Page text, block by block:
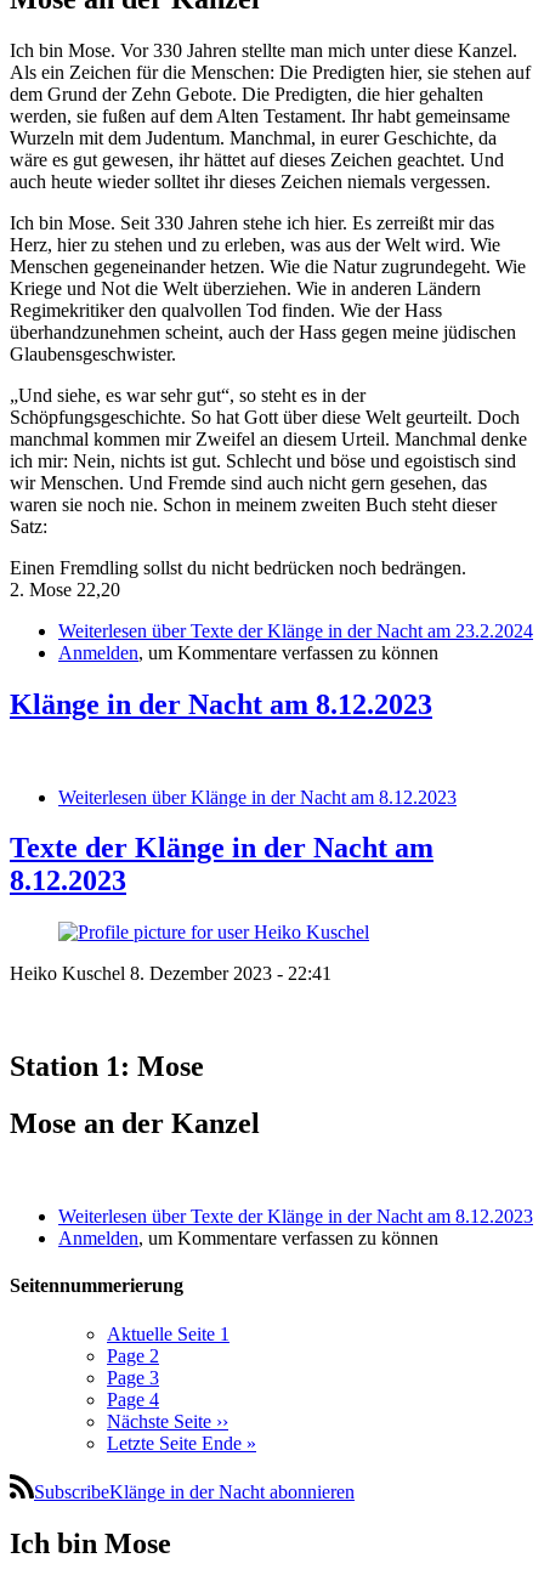
Ich bin Mose. Vor 330 Jahren stellte man mich unter diese Kanzel.
Als ein Zeichen für die Menschen: Die Predigten hier, sie stehen auf
dem Grund der Zehn Gebote. Die Predigten, die hier gehalten
werden, sie fußen auf dem Alten Testament. Ihr habt gemeinsame
Wurzeln mit dem Judentum. Manchmal, in eurer Geschichte, da
wäre es gut gewesen, ihr hättet auf dieses Zeichen geachtet. Und
auch heute wieder solltet ihr dieses Zeichen niemals vergessen.
Ich bin Mose. Seit 330 Jahren stehe ich hier. Es zerreißt mir das
Herz, hier zu stehen und zu erleben, was aus der Welt wird. Wie
Menschen gegeneinander hetzen. Wie die Natur zugrundegeht. Wie
Kriege und Not die Welt überziehen. Wie in anderen Ländern
Regimekritiker den qualvollen Tod finden. Wie der Hass
überhandzunehmen scheint, auch der Hass gegen meine jüdischen
Glaubensgeschwister.
„Und siehe, es war sehr gut“, so steht es in der
Schöpfungsgeschichte. So hat Gott über diese Welt geurteilt. Doch
manchmal kommen mir Zweifel an diesem Urteil. Manchmal denke
ich mir: Nein, nichts ist gut. Schlecht und böse und egoistisch sind
wir Menschen. Und Fremde sind auch nicht gern gesehen, das
waren sie noch nie. Schon in meinem zweiten Buch steht dieser
Satz:
Einen Fremdling sollst du nicht bedrücken noch bedrängen.
2. Mose 22,20
Weiterlesen über Texte der Klänge in der Nacht am 23.2.2024
Anmelden, um Kommentare verfassen zu können
Klänge in der Nacht am 8.12.2023
Weiterlesen über Klänge in der Nacht am 8.12.2023
Texte der Klänge in der Nacht am
8.12.2023
Heiko Kuschel 8. Dezember 2023 - 22:41
Station 1: Mose
Mose an der Kanzel
Weiterlesen über Texte der Klänge in der Nacht am 8.12.2023
Anmelden, um Kommentare verfassen zu können
Seitennummerierung
Aktuelle Seite 1
Page 2
Page 3
Page 4
Nächste Seite ››
Letzte Seite Ende »
SubscribeKlänge in der Nacht abonnieren
Ich bin Mose